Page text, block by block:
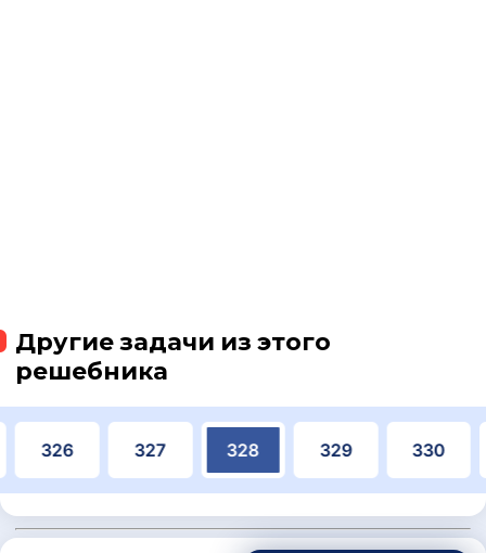
Другие задачи из этого
решебника
326 327 328 329 330